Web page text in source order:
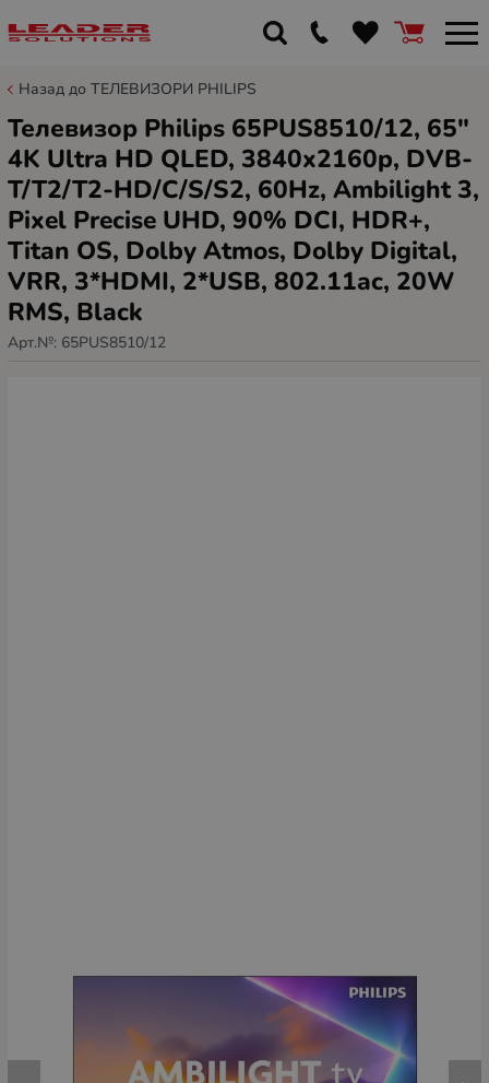
Назад до ТЕЛЕВИЗОРИ PHILIPS
Телевизор Philips 65PUS8510/12, 65"
4K Ultra HD QLED, 3840x2160p, DVB-
T/T2/T2-HD/C/S/S2, 60Hz, Ambilight 3,
Pixel Precise UHD, 90% DCI, HDR+,
Titan OS, Dolby Atmos, Dolby Digital,
VRR, 3*HDMI, 2*USB, 802.11ac, 20W
RMS, Black
Арт.№: 65PUS8510/12